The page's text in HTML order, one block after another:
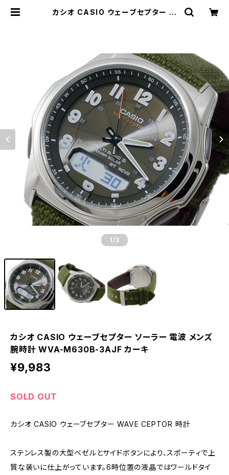
カシオ CASIO ウェーブセプター ソ
1 /3
カシオ CASIO ウェーブセプター ソーラー 電波 メンズ
腕時計 WVA-M630B-3AJF カーキ
¥9,983
SOLD OUT
カシオ CASIO ウェーブセプター WAVE CEPTOR 時計
ステンレス製の大型ベゼルとサイドボタンにより、スポーティで上
質な装いに仕上がっています。6時位置の液晶ではワールドタイ